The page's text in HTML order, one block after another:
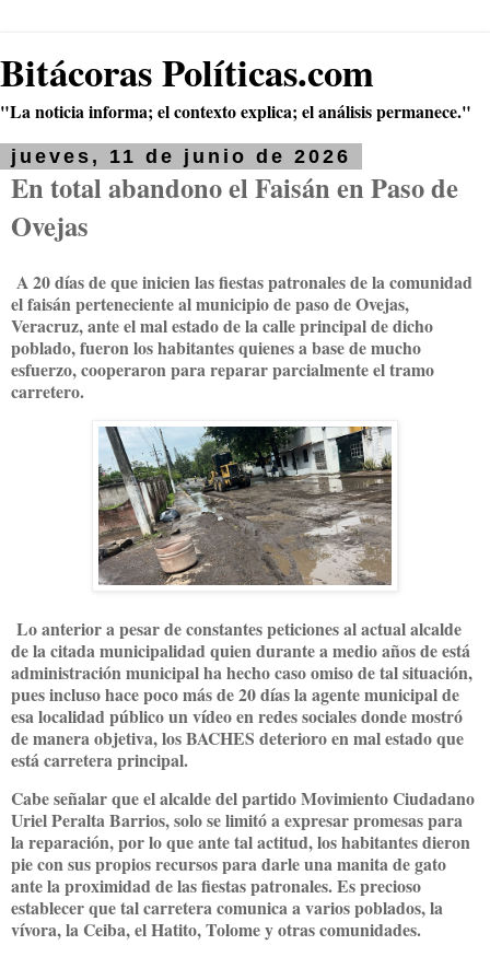
Bitácoras Políticas.com
"La noticia informa; el contexto explica; el análisis permanece."
jueves, 11 de junio de 2026
En total abandono el Faisán en Paso de
Ovejas
A 20 días de que inicien las fiestas patronales de la comunidad
el faisán perteneciente al municipio de paso de Ovejas,
Veracruz, ante el mal estado de la calle principal de dicho
poblado, fueron los habitantes quienes a base de mucho
esfuerzo, cooperaron para reparar parcialmente el tramo
carretero.
Lo anterior a pesar de constantes peticiones al actual alcalde
de la citada municipalidad quien durante a medio años de está
administración municipal ha hecho caso omiso de tal situación,
pues incluso hace poco más de 20 días la agente municipal de
esa localidad público un vídeo en redes sociales donde mostró
de manera objetiva, los BACHES deterioro en mal estado que
está carretera principal.
Cabe señalar que el alcalde del partido Movimiento Ciudadano
Uriel Peralta Barrios, solo se limitó a expresar promesas para
la reparación, por lo que ante tal actitud, los habitantes dieron
pie con sus propios recursos para darle una manita de gato
ante la proximidad de las fiestas patronales. Es precioso
establecer que tal carretera comunica a varios poblados, la
vívora, la Ceiba, el Hatito, Tolome y otras comunidades.